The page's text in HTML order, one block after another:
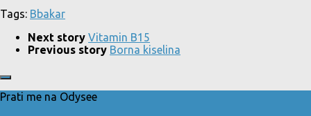
Tags: Bbakar
Next story Vitamin B15
Previous story Borna kiselina
Prati me na Odysee